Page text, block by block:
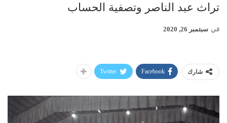
تراث عبد الناصر وتصفية الحساب
في سبتمبر 26, 2020
شارك Facebook
Twitter